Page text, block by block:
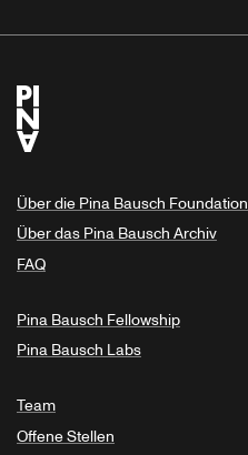
Über die Pina Bausch Foundation
Über das Pina Bausch Archiv
FAQ
Pina Bausch Fellowship
Pina Bausch Labs
Team
Offene Stellen